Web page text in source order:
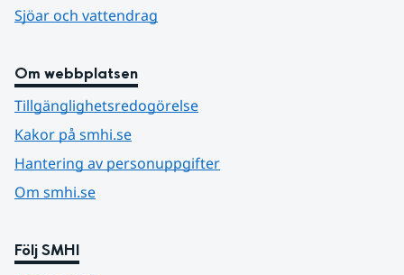
Sjöar och vattendrag
Om webbplatsen
Tillgänglighetsredogörelse
Kakor på smhi.se
Hantering av personuppgifter
Om smhi.se
Följ SMHI